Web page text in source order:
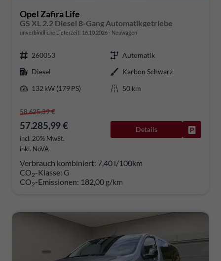
Opel Zafira Life
GS XL 2.2 Diesel 8-Gang Automatikgetriebe
unverbindliche Lieferzeit: 16.10.2026 Neuwagen
260053
Automatik
Diesel
Karbon Schwarz
132 kW (179 PS)
50 km
58.625,39 €
57.285,99 €
incl. 20% MwSt.
inkl. NoVA
Details
Verbrauch kombiniert: 7,40 l/100km
CO2-Klasse: G
CO2-Emissionen: 182,00 g/km